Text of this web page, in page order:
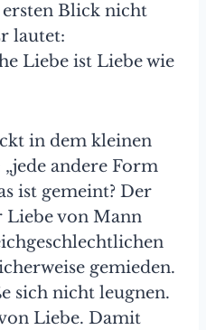
ersten Blick nicht
lautet:
Liebe ist Liebe wie
in dem kleinen
„jede andere Form
ist gemeint? Der
Liebe von Mann
gemieden.
sich nicht leugnen.
Liebe. Damit